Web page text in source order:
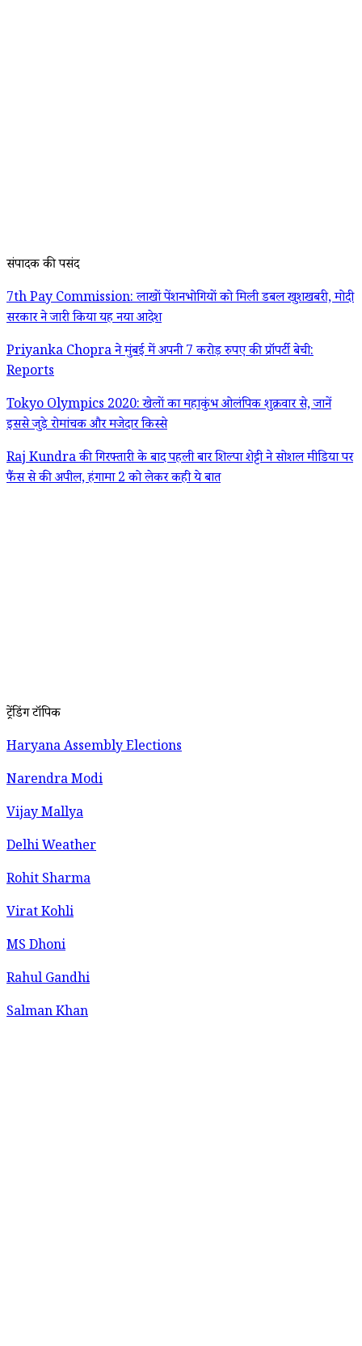
संपादक की पसंद
7th Pay Commission: लाखों पेंशनभोगियों को मिली डबल खुशखबरी, मोदी
सरकार ने जारी किया यह नया आदेश
Priyanka Chopra ने मुंबई में अपनी 7 करोड़ रुपए की प्रॉपर्टी बेची:
Reports
Tokyo Olympics 2020: खेलों का महाकुंभ ओलंपिक शुक्रवार से, जानें
इससे जुड़े रोमांचक और मजेदार किस्से
Raj Kundra की गिरफ्तारी के बाद पहली बार शिल्पा शेट्टी ने सोशल मीडिया पर
फैंस से की अपील, हंगामा 2 को लेकर कही ये बात
ट्रेंडिंग टॉपिक
Haryana Assembly Elections
Narendra Modi
Vijay Mallya
Delhi Weather
Rohit Sharma
Virat Kohli
MS Dhoni
Rahul Gandhi
Salman Khan